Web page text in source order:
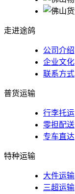
走进途鸽
公司介绍
企业文化
联系方式
普货运输
行李托运
零担配送
专车直达
特种运输
大件运输
三超运输